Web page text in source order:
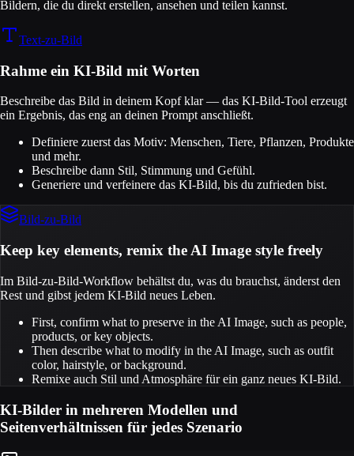
Bildern, die du direkt erstellen, ansehen und teilen kannst.
Text-zu-Bild
Rahme ein KI-Bild mit Worten
Beschreibe das Bild in deinem Kopf klar — das KI-Bild-Tool erzeugt
ein Ergebnis, das eng an deinen Prompt anschließt.
Definiere zuerst das Motiv: Menschen, Tiere, Pflanzen, Produkte
und mehr.
Beschreibe dann Stil, Stimmung und Gefühl.
Generiere und verfeinere das KI-Bild, bis du zufrieden bist.
Bild-zu-Bild
Keep key elements, remix the AI Image style freely
Im Bild-zu-Bild-Workflow behältst du, was du brauchst, änderst den
Rest und gibst jedem KI-Bild neues Leben.
First, confirm what to preserve in the AI Image, such as people,
products, or key objects.
Then describe what to modify in the AI Image, such as outfit
color, hairstyle, or background.
Remixe auch Stil und Atmosphäre für ein ganz neues KI-Bild.
KI-Bilder in mehreren Modellen und
Seitenverhältnissen für jedes Szenario